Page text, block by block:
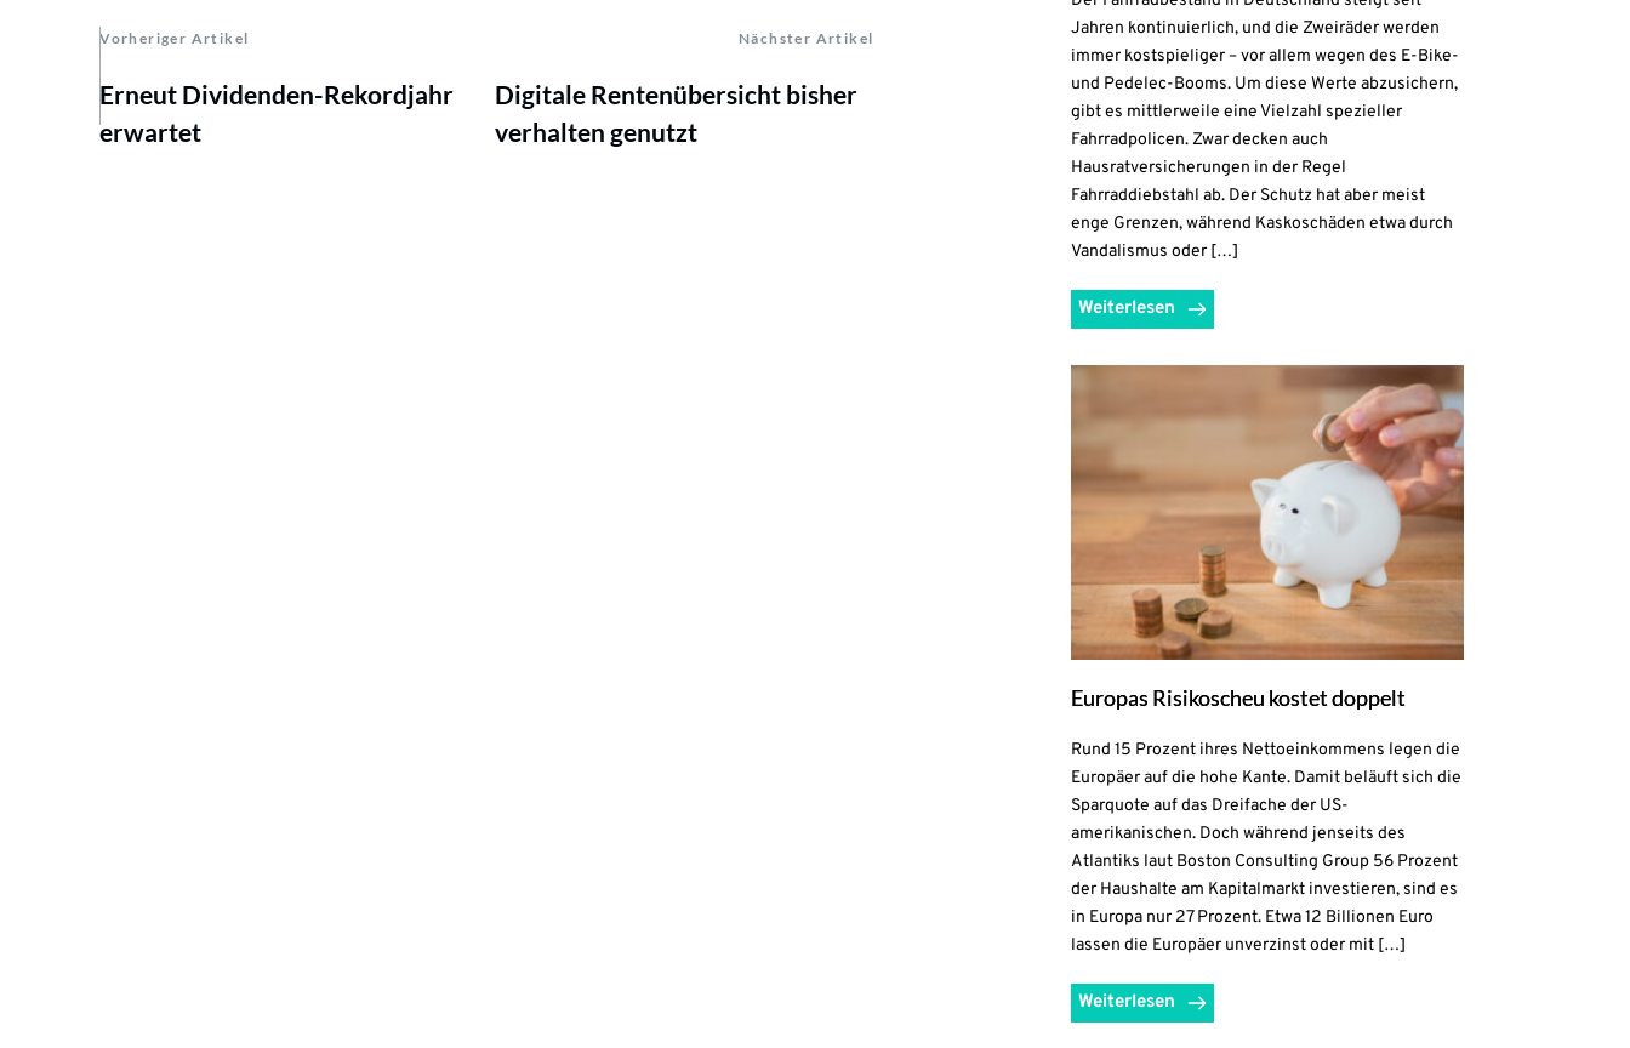
Vorheriger Artikel Nächster Artikel
Erneut Dividenden-Rekordjahr
erwartet
Digitale Rentenübersicht bisher
verhalten genutzt
Jahren kontinuierlich, und die Zweiräder werden
immer kostspieliger – vor allem wegen des E-Bike-
und Pedelec-Booms. Um diese Werte abzusichern,
gibt es mittlerweile eine Vielzahl spezieller
Fahrradpolicen. Zwar decken auch
Hausratversicherungen in der Regel
Fahrraddiebstahl ab. Der Schutz hat aber meist
enge Grenzen, während Kaskoschäden etwa durch
Vandalismus oder […]
Weiterlesen
Europas Risikoscheu kostet doppelt
Rund 15 Prozent ihres Nettoeinkommens legen die
Europäer auf die hohe Kante. Damit beläuft sich die
Sparquote auf das Dreifache der US-
amerikanischen. Doch während jenseits des
Atlantiks laut Boston Consulting Group 56 Prozent
der Haushalte am Kapitalmarkt investieren, sind es
in Europa nur 27 Prozent. Etwa 12 Billionen Euro
lassen die Europäer unverzinst oder mit […]
Weiterlesen